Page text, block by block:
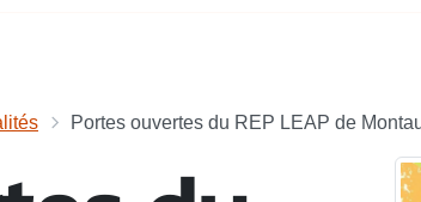
Portes ouvertes du REP LEAP de